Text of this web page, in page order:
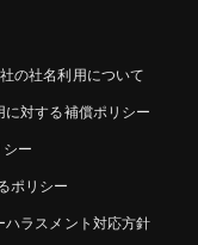
の社名利用について
に対する補償ポリシー
ー
ポリシー
ハラスメント対応方針